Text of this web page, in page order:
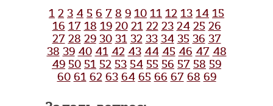
1 2 3 4 5 6 7 8 9 10 11 12 13 14 15
16 17 18 19 20 21 22 23 24 25 26
27 28 29 30 31 32 33 34 35 36 37
38 39 40 41 42 43 44 45 46 47 48
49 50 51 52 53 54 55 56 57 58 59
60 61 62 63 64 65 66 67 68 69